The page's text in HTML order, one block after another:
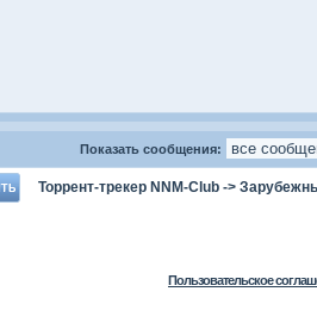
Показать сообщения:
Торрент-трекер NNM-Club ->
Пользовательское